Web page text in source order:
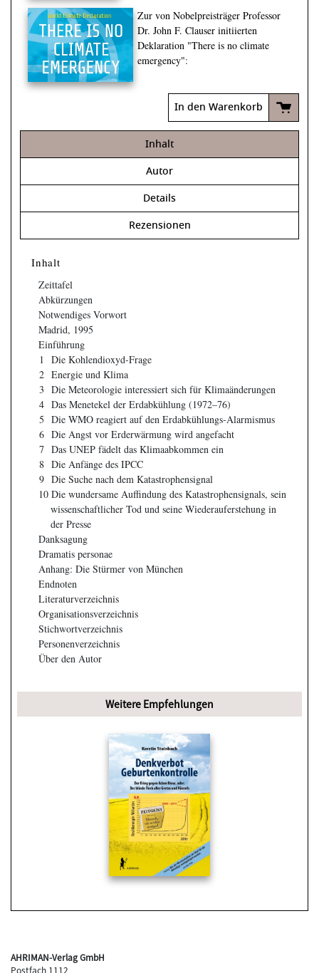
Zur von Nobelpreisträger Professor
Dr. John F. Clauser initiierten
Deklaration "There is no climate
emergency":
In den Warenkorb
Inhalt
Autor
Details
Rezensionen
Inhalt
Zeittafel
Abkürzungen
Notwendiges Vorwort
Madrid, 1995
Einführung
1 Die Kohlendioxyd-Frage
2 Energie und Klima
3 Die Meteorologie interessiert sich für Klimaänderungen
4 Das Menetekel der Erdabkühlung (1972–76)
5 Die WMO reagiert auf den Erdabkühlungs-Alarmismus
6 Die Angst vor Erderwärmung wird angefacht
7 Das UNEP fädelt das Klimaabkommen ein
8 Die Anfänge des IPCC
9 Die Suche nach dem Katastrophensignal
10Die wundersame Auffindung des Katastrophensignals, sein
wissenschaftlicher Tod und seine Wiederauferstehung in
der Presse
Danksagung
Dramatis personae
Anhang: Die Stürmer von München
Endnoten
Literaturverzeichnis
Organisationsverzeichnis
Stichwortverzeichnis
Personenverzeichnis
Über den Autor
Weitere Empfehlungen
AHRIMAN-Verlag GmbH
Postfach 1112